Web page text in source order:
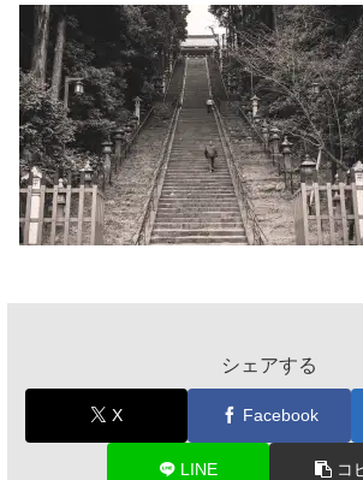
シェアする
X Facebook
LINE コ